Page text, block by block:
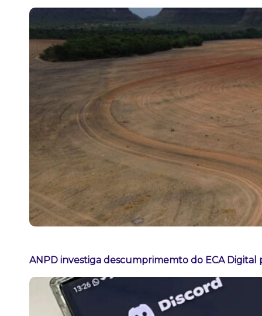
ANPD investiga descumprimemto do ECA Digital